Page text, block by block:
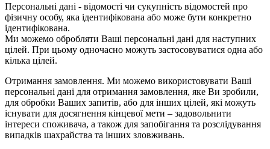
Персональні дані - відомості чи сукупність відомостей про
фізичну особу, яка ідентифікована або може бути конкретно
ідентифікована.
Ми можемо обробляти Ваші персональні дані для наступних
цілей. При цьому одночасно можуть застосовуватися одна або
кілька цілей.
Отримання замовлення. Ми можемо використовувати Ваші
персональні дані для отримання замовлення, яке Ви зробили,
для обробки Ваших запитів, або для інших цілей, які можуть
існувати для досягнення кінцевої мети – задовольнити
інтереси споживача, а також для запобігання та розслідування
випадків шахрайства та інших зловживань.